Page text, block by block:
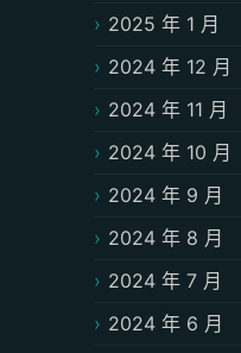
2025 年 1 月
2024 年 12 月
2024 年 11 月
2024 年 10 月
2024 年 9 月
2024 年 8 月
2024 年 7 月
2024 年 6 月